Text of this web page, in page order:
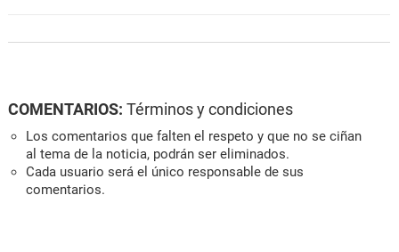
COMENTARIOS: Términos y condiciones
Los comentarios que falten el respeto y que no se ciñan
al tema de la noticia, podrán ser eliminados.
Cada usuario será el único responsable de sus
comentarios.